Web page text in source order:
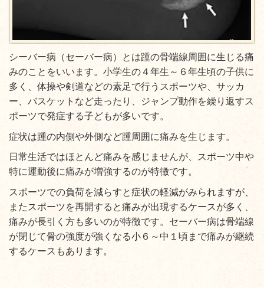
シーバー病（セーバー病）とは踵の骨端線周囲に生じる痛
みのことをいいます。 小学生の４年生～６年生頃の子供に
多く、体操や剣道などの素足で行うスポーツや、サッカ
ー、バスケットなど走ったり、ジャンプ動作を繰り返すス
ポーツで発症する子どもが多いです。
症状は踵の内側や外側など踵周囲に痛みを生じます。
日常生活ではほとんど痛みを感じませんが、スポーツ中や
特に運動後に痛みが増強するのが特徴です。
スポーツでの負荷を減らすと症状の軽減がみられますが、
またスポーツを再開すると痛みが出現するケースが多く、
痛みが長引く方も多いのが特徴です。 セーバー病は骨端線
が閉じて骨の強度が強くなる小６～中１頃まで痛みが継続
するケースもあります。